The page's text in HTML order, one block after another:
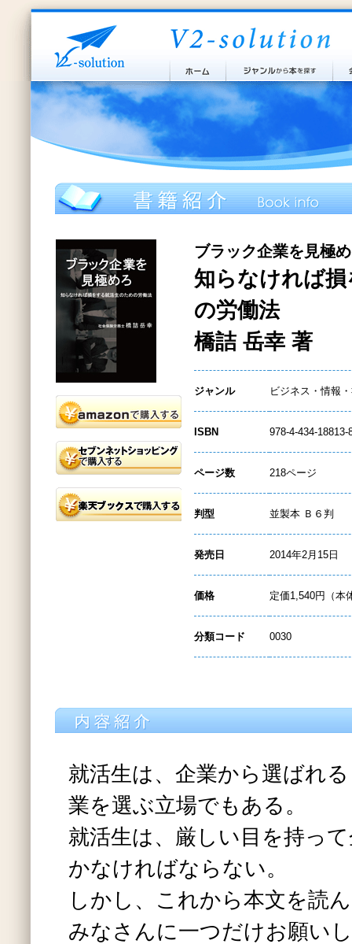
ブラック企業を見極
知らなければ
の労働法
橋詰 岳幸 著
ジャンル ビジネス・情報
ISBN 978-4-434-18813-
ページ数 218ページ
判型 並製本 Ｂ６判
発売日 2014年2月15日
価格 定価1,540円（本
分類コード 0030
就活生は、企業から選ばれ
業を選ぶ立場でもある。
就活生は、厳しい目を持っ
かなければならない。
しかし、これから本文を読
みなさんに一つだけお願い